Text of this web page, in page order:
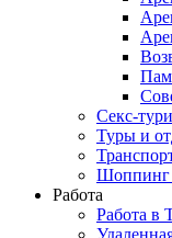
Секс-
Туры и
Шоппинг
Работа
Работа в